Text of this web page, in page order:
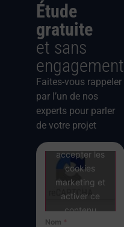
Étude
gratuite
et sans
engagement
Faites-vous rappeler
par l’un de nos
experts pour parler
de votre projet
Cliquez pour
accepter les
cookies
marketing et
activer ce
contenu
Nom *